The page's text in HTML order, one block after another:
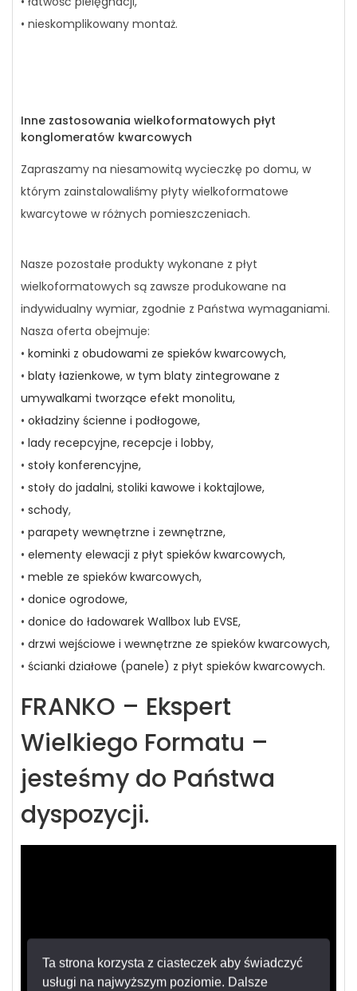
Ta strona korzysta z ciasteczek aby świadczyć
usługi na najwyższym poziomie. Dalsze
• nieskomplikowany montaż.
Inne zastosowania wielkoformatowych płyt
konglomeratów kwarcowych
Zapraszamy na niesamowitą wycieczkę po domu, w
którym zainstalowaliśmy płyty wielkoformatowe
kwarcytowe w różnych pomieszczeniach.
Nasze pozostałe produkty wykonane z płyt
wielkoformatowych są zawsze produkowane na
indywidualny wymiar, zgodnie z Państwa wymaganiami.
Nasza oferta obejmuje:
• kominki z obudowami ze spieków kwarcowych,
• blaty łazienkowe, w tym blaty zintegrowane z
umywalkami tworzące efekt monolitu,
• okładziny ścienne i podłogowe,
• lady recepcyjne, recepcje i lobby,
• stoły konferencyjne,
• stoły do jadalni, stoliki kawowe i koktajlowe,
• schody,
• parapety wewnętrzne i zewnętrzne,
• elementy elewacji z płyt spieków kwarcowych,
• meble ze spieków kwarcowych,
• donice ogrodowe,
• donice do ładowarek Wallbox lub EVSE,
• drzwi wejściowe i wewnętrzne ze spieków kwarcowych,
• ścianki działowe (panele) z płyt spieków kwarcowych.
FRANKO – Ekspert
Wielkiego Formatu –
jesteśmy do Państwa
dyspozycji.